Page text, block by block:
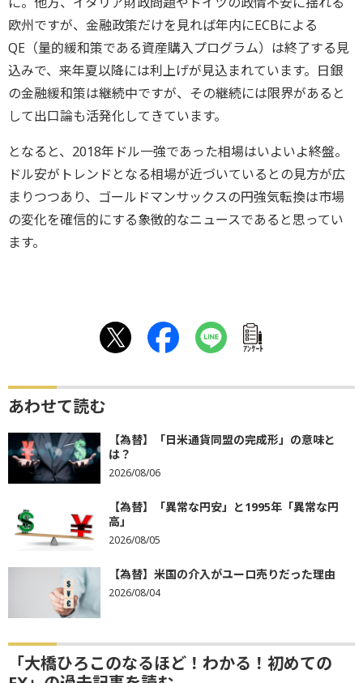
欧州ですが、金融政策だけを見れば年内にECBによる
QE（量的緩和策である資産購入プログラム）は終了する見
込みで、来年夏以降には利上げが見込まれています。日銀
の金融緩和策は継続中ですが、その継続には限界があると
して出口論も活発化してきています。
となると、2018年ドル一強であった相場はいよいよ終盤。
ドル安がトレンドとなる相場が近づいているとの見方が広
まりつつあり、ゴールドマンサックスの円強気転換は市場
の変化を確信的にする象徴的なニュースであると思ってい
ます。
ｱﾝｹｰﾄ
あわせて読む
【為替】「日米通貨同盟の完成形」の意味と
は？
2026/08/06
【為替】「異常な円安」と1995年「異常な円
高」
2026/08/05
【為替】米国の介入がユーロ売りだった理由
2026/08/04
「大橋ひろこのなるほど！わかる！初めての